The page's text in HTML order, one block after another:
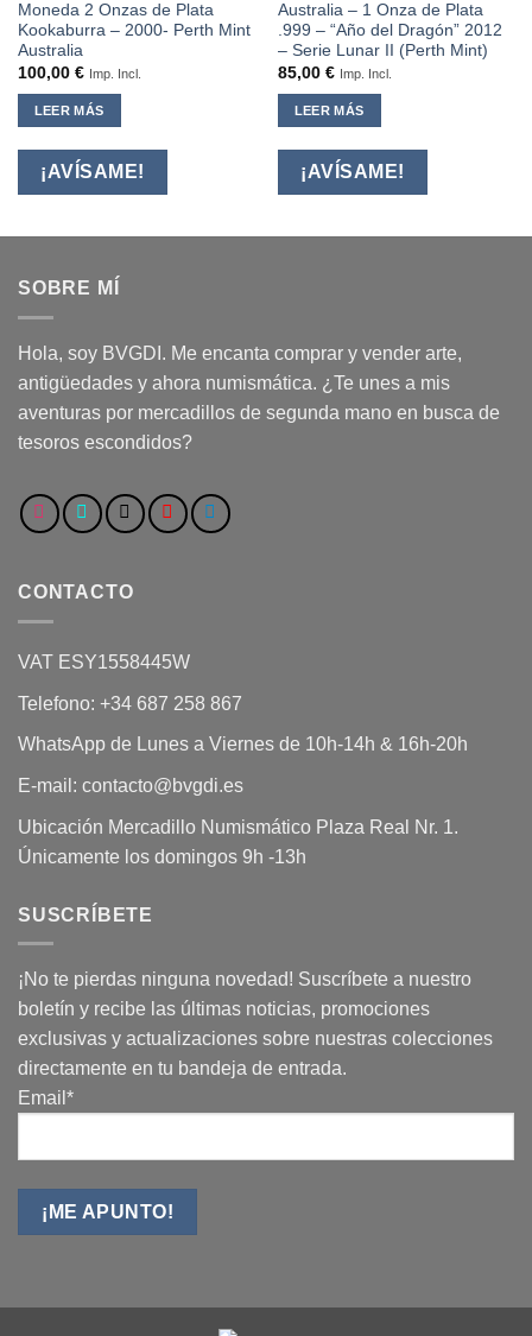
Moneda 2 Onzas de Plata
Kookaburra – 2000- Perth Mint
Australia
100,00 € Imp. Incl.
LEER MÁS
¡AVÍSAME!
Australia – 1 Onza de Plata
.999 – “Año del Dragón” 2012
– Serie Lunar II (Perth Mint)
85,00 € Imp. Incl.
LEER MÁS
¡AVÍSAME!
SOBRE MÍ
Hola, soy BVGDI. Me encanta comprar y vender arte,
antigüedades y ahora numismática. ¿Te unes a mis
aventuras por mercadillos de segunda mano en busca de
tesoros escondidos?
CONTACTO
VAT ESY1558445W
Telefono: +34 687 258 867
WhatsApp de Lunes a Viernes de 10h-14h & 16h-20h
E-mail: contacto@bvgdi.es
Ubicación Mercadillo Numismático Plaza Real Nr. 1.
Únicamente los domingos 9h -13h
SUSCRÍBETE
¡No te pierdas ninguna novedad! Suscríbete a nuestro
boletín y recibe las últimas noticias, promociones
exclusivas y actualizaciones sobre nuestras colecciones
directamente en tu bandeja de entrada.
Email*